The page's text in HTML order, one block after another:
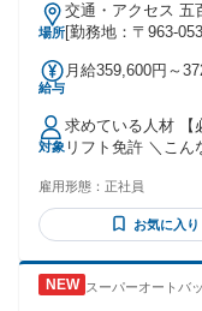
場所
交通・アクセス 五
[勤務地：〒963-
給与
月給359,600円～
で支払われる通勤
支払われるその他
対象
求めている人材
リフト免許 ＼こんな方におすすめ／ ◇安定した環境で長く働
キャリアアップした
雇用形態： 正社員
お気に入り
スーパーオートバ